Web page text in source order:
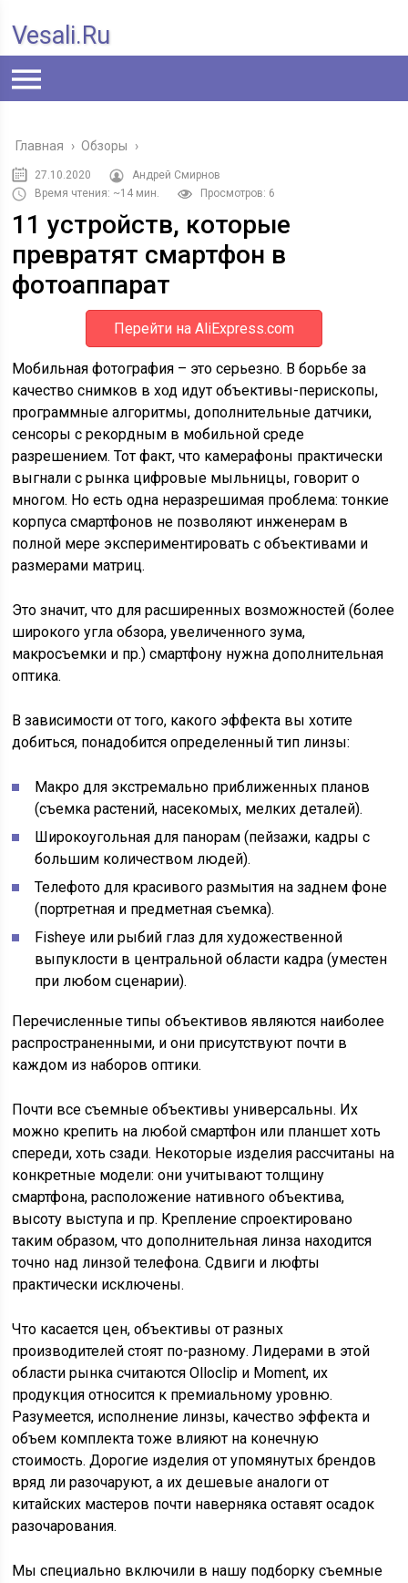
Vesali.ru
Главная › Обзоры ›
27.10.2020
Андрей Смирнов
Время чтения: ~14 мин.
Просмотров: 6
11 устройств, которые
превратят смартфон в
фотоаппарат
Перейти на AliExpress.com
Мобильная фотография – это серьезно. В борьбе за
качество снимков в ход идут объективы-перископы,
программные алгоритмы, дополнительные датчики,
сенсоры с рекордным в мобильной среде
разрешением. Тот факт, что камерафоны практически
выгнали с рынка цифровые мыльницы, говорит о
многом. Но есть одна неразрешимая проблема: тонкие
корпуса смартфонов не позволяют инженерам в
полной мере экспериментировать с объективами и
размерами матриц.
Это значит, что для расширенных возможностей (более
широкого угла обзора, увеличенного зума,
макросъемки и пр.) смартфону нужна дополнительная
оптика.
В зависимости от того, какого эффекта вы хотите
добиться, понадобится определенный тип линзы:
Макро для экстремально приближенных планов
(съемка растений, насекомых, мелких деталей).
Широкоугольная для панорам (пейзажи, кадры с
большим количеством людей).
Телефото для красивого размытия на заднем фоне
(портретная и предметная съемка).
Fisheye или рыбий глаз для художественной
выпуклости в центральной области кадра (уместен
при любом сценарии).
Перечисленные типы объективов являются наиболее
распространенными, и они присутствуют почти в
каждом из наборов оптики.
Почти все съемные объективы универсальны. Их
можно крепить на любой смартфон или планшет хоть
спереди, хоть сзади. Некоторые изделия рассчитаны на
конкретные модели: они учитывают толщину
смартфона, расположение нативного объектива,
высоту выступа и пр. Крепление спроектировано
таким образом, что дополнительная линза находится
точно над линзой телефона. Сдвиги и люфты
практически исключены.
Что касается цен, объективы от разных
производителей стоят по-разному. Лидерами в этой
области рынка считаются Olloclip и Moment, их
продукция относится к премиальному уровню.
Разумеется, исполнение линзы, качество эффекта и
объем комплекта тоже влияют на конечную
стоимость. Дорогие изделия от упомянутых брендов
вряд ли разочаруют, а их дешевые аналоги от
китайских мастеров почти наверняка оставят осадок
разочарования.
Мы специально включили в нашу подборку съемные